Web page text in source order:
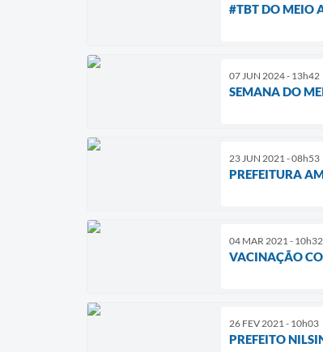
#TBT DO MEIO
07 JUN 2024 - 13h42
SEMANA DO
23 JUN 2021 - 08h53
PREFEITURA
04 MAR 2021 - 10h32
VACINAÇÃO
26 FEV 2021 - 10h03
PREFEITO